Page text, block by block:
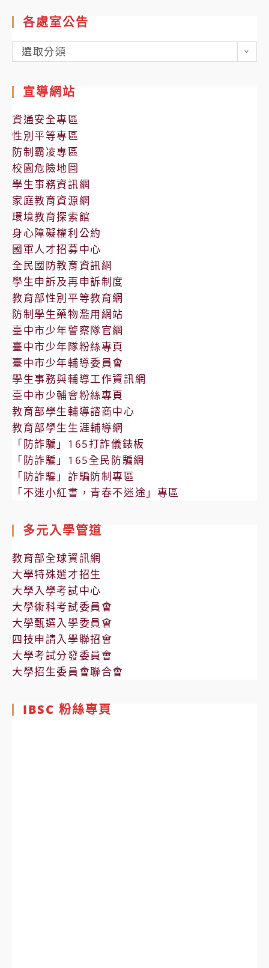
各處室公告
各
處
公
告
選取分類
宣導網站
資通安全專區
性別平等專區
防制霸凌專區
校園危險地圖
學生事務資訊網
家庭教育資源網
環境教育探索館
身心障礙權利公約
國軍人才招募中心
全民國防教育資訊網
學生申訴及再申訴制度
教育部性別平等教育網
防制學生藥物濫用網站
臺中市少年警察隊官網
臺中市少年隊粉絲專頁
臺中市少年輔導委員會
學生事務與輔導工作資訊網
臺中市少輔會粉絲專頁
教育部學生輔導諮商中心
教育部學生生涯輔導網
「防詐騙」165打詐儀錶板
「防詐騙」165全民防騙網
「防詐騙」詐騙防制專區
「不迷小紅書，青春不迷途」專區
多元入學管道
教育部全球資訊網
大學特殊選才招生
大學入學考試中心
大學術科考試委員會
大學甄選入學委員會
四技申請入學聯招會
大學考試分發委員會
大學招生委員會聯合會
IBSC 粉絲專頁